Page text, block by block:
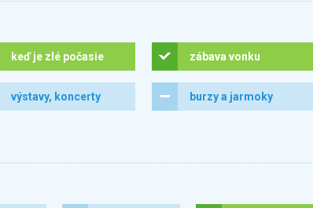
keď je zlé počasie zábava vonku
výstavy, koncerty burzy a jarmoky